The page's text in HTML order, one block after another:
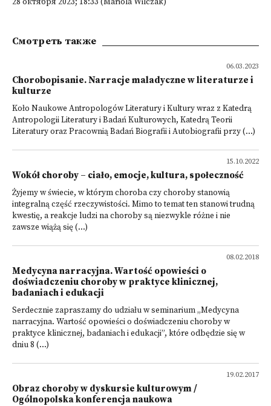
28 октября 2023; 18:33 (Mariola Wilczak)
Смотреть также
06.03.2023
Chorobopisanie. Narracje maladyczne w literaturze i
kulturze
Koło Naukowe Antropologów Literatury i Kultury wraz z Katedrą
Antropologii Literatury i Badań Kulturowych, Katedrą Teorii
Literatury oraz Pracownią Badań Biografii i Autobiografii przy (...)
15.10.2022
Wokół choroby – ciało, emocje, kultura, społeczność
Żyjemy w świecie, w którym choroba czy choroby stanowią
integralną część rzeczywistości. Mimo to temat ten stanowi trudną
kwestię, a reakcje ludzi na choroby są niezwykle różne i nie
zawsze wiążą się (...)
08.02.2018
Medycyna narracyjna. Wartość opowieści o
doświadczeniu choroby w praktyce klinicznej,
badaniach i edukacji
Serdecznie zapraszamy do udziału w seminarium „Medycyna
narracyjna. Wartość opowieści o doświadczeniu choroby w
praktyce klinicznej, badaniach i edukacji”, które odbędzie się w
dniu 8 (...)
19.02.2017
Obraz choroby w dyskursie kulturowym /
Ogólnopolska konferencja naukowa